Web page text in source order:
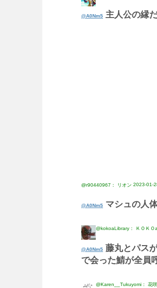
@A0Nm5 主人公の縁
@r90440967： リオン 2023-01-
@A0Nm5 マシュの人
@kokoaLibrary： ＫＯＫＯa
@A0Nm5 藤丸とパス
で会った鯖が全員
@Karen__Tukuyomi： 花